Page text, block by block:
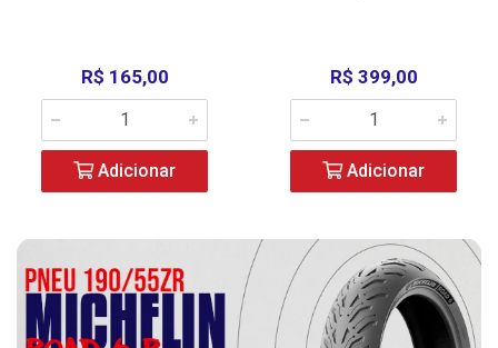
R$ 165,00
Adicionar
R$ 399,00
Adicionar